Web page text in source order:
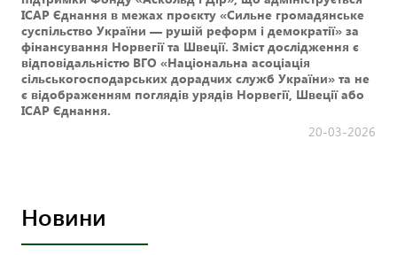
ІСАР Єднання в межах проєкту «Сильне громадянське
суспільство України — рушій реформ і демократії» за
фінансування Норвегії та Швеції. Зміст дослідження є
відповідальністю ВГО «Національна асоціація
сільськогосподарських дорадчих служб України» та не
є відображенням поглядів урядів Норвегії, Швеції або
ІСАР Єднання.
20-03-2026
Новини